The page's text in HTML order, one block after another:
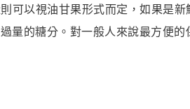
可以視油甘果形式而定，如果是
量的糖分。對一般人來說最方便